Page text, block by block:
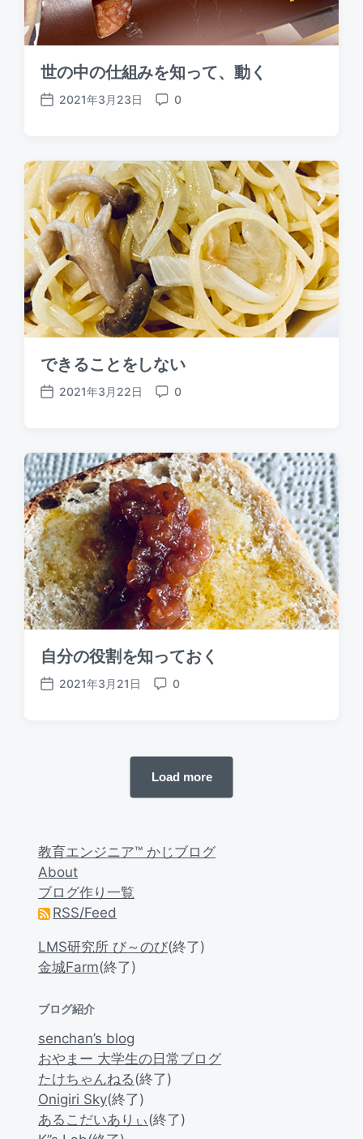
世の中の仕組みを知って、動く
P
t
d
a
t
e
2021年3月23日
C
m
e
n
t
s
0
できることをしない
P
t
d
a
t
e
2021年3月22日
C
m
e
n
t
s
0
自分の役割を知っておく
P
2021年3月21日
C
e
n
0
Load more
教育エンジニア™ かじブログ
About
ブログ作り一覧
RSS/Feed
LMS研究所 び～のび(終了)
金城Farm(終了)
ブログ紹介
senchan’s blog
おやまー 大学生の日常ブログ
たけちゃんねる(終了)
Onigiri Sky(終了)
あるこだいありぃ(終了)